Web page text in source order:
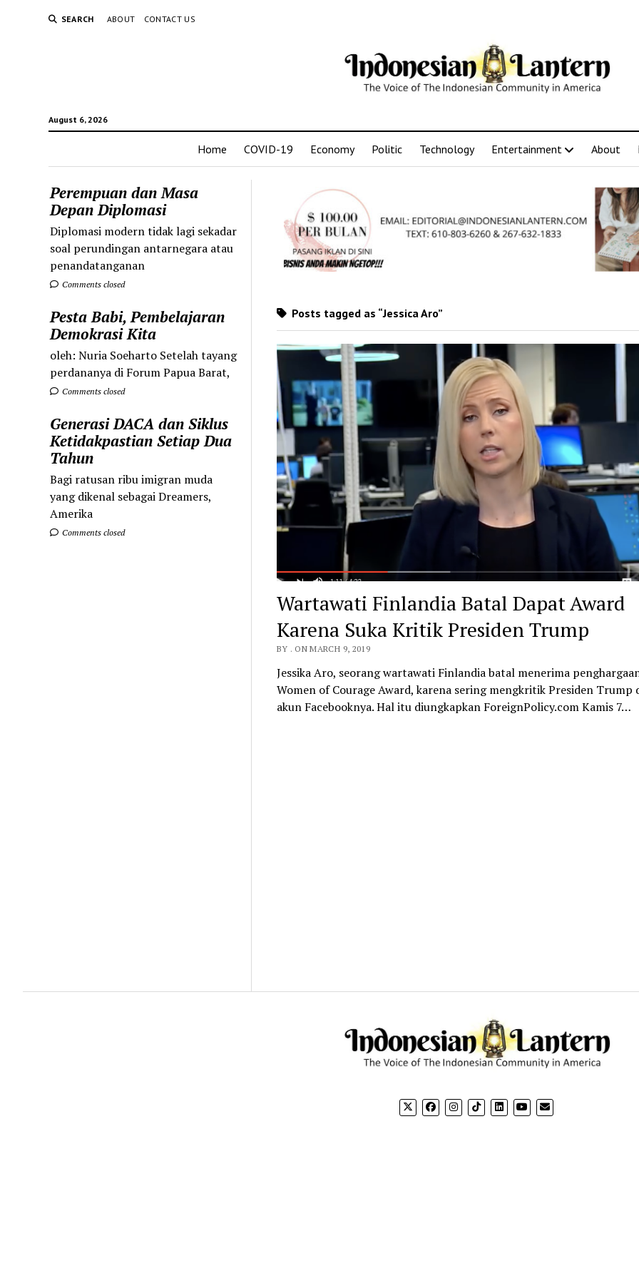
SEARCH ABOUT CONTACT US
August 6, 2026
Home COVID-19 Economy Politic Technology Entertainment About
Perempuan dan Masa
Depan Diplomasi
Diplomasi modern tidak lagi sekadar
soal perundingan antarnegara atau
penandatanganan
Comments closed
Pesta Babi, Pembelajaran
Demokrasi Kita
oleh: Nuria Soeharto Setelah tayang
perdananya di Forum Papua Barat,
Comments closed
Generasi DACA dan Siklus
Ketidakpastian Setiap Dua
Tahun
Bagi ratusan ribu imigran muda
yang dikenal sebagai Dreamers,
Amerika
Comments closed
Posts tagged as “Jessica Aro”
Wartawati Finlandia Batal Dapat Award
Karena Suka Kritik Presiden Trump
BY . ON MARCH 9, 2019
Jessika Aro, seorang wartawati Finlandia batal menerima
Women of Courage Award, karena sering mengkritik Presiden Trump
akun Facebooknya. Hal itu diungkapkan ForeignPolicy.com Kamis 7…